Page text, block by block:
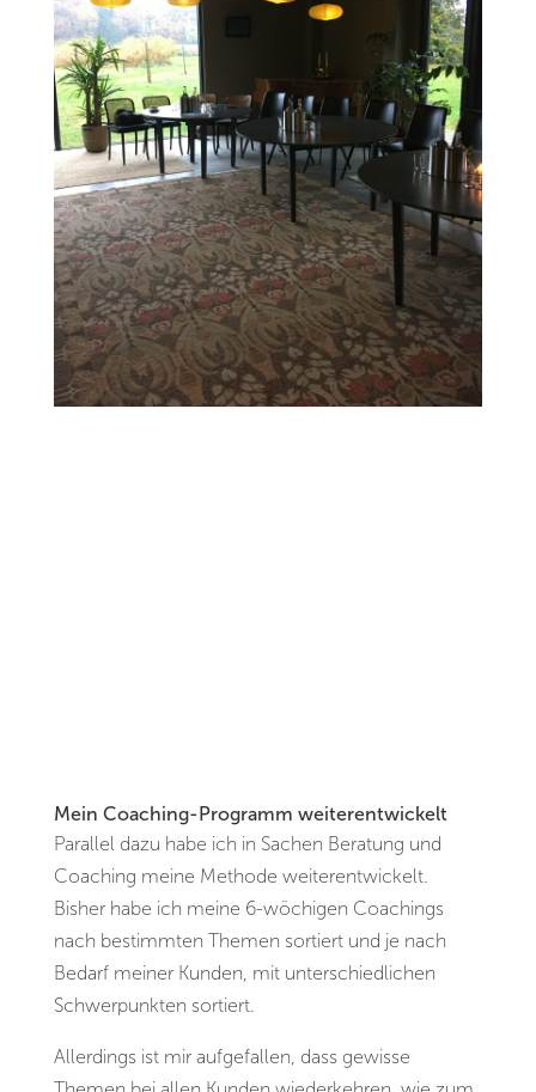
Mein Coaching-Programm weiterentwickelt
Parallel dazu habe ich in Sachen Beratung und
Coaching meine Methode weiterentwickelt.
Bisher habe ich meine 6-wöchigen Coachings
nach bestimmten Themen sortiert und je nach
Bedarf meiner Kunden, mit unterschiedlichen
Schwerpunkten sortiert.
Allerdings ist mir aufgefallen, dass gewisse